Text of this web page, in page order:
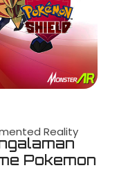
Reality
Pokemon